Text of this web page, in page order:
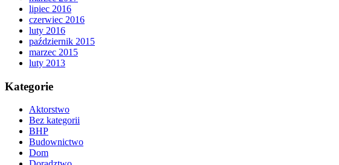
lipiec 2016
czerwiec 2016
luty 2016
październik 2015
marzec 2015
luty 2013
Kategorie
Aktorstwo
Bez kategorii
BHP
Budownictwo
Dom